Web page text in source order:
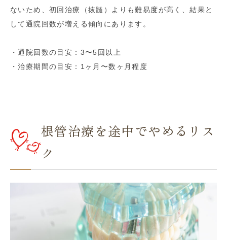
ないため、初回治療（抜髄）よりも難易度が高く、結果と
して通院回数が増える傾向にあります。
・通院回数の目安：3〜5回以上
・治療期間の目安：1ヶ月〜数ヶ月程度
根管治療を途中でやめるリス
ク